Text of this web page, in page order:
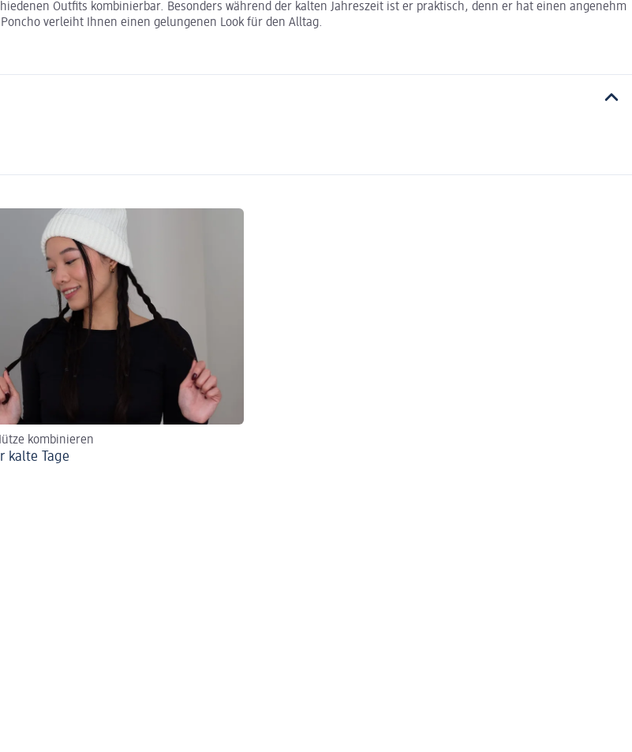
Outfits kombinierbar. Besonders während der kalten Jahreszeit ist er praktisch, denn er hat einen angenehm
verleiht Ihnen einen gelungenen Look für den Alltag.
kombinieren
kalte Tage